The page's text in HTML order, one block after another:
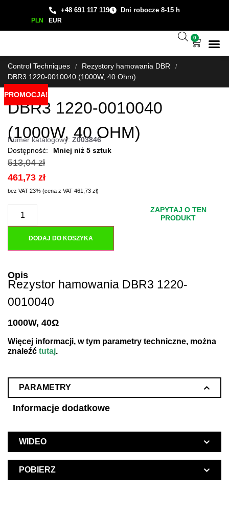
+48 691 117 119 Dni robocze 8-15 h
PLN EUR
0
Control Techniques / Rezystory hamowania DBR /
DBR3 1220-0010040 (1000W, 40 Ohm)
PROMOCJA!
DBR3 1220-0010040
(1000W, 40 OHM)
Numer katalogowy: Z003846
Mniej niż 5 sztuk
513,04zł
461,73 zł
bez VAT 23% (cena z VAT 461,73 zł)
DODAJ DO KOSZYKA
ZAPYTAJ O TEN
PRODUKT
Opis
Rezystor hamowania DBR3 1220-
0010040
1000W, 40Ω
Więcej informacji, w tym parametry techniczne, można
znaleźć tutaj.
PARAMETRY
WIDEO
POBIERZ
Informacje dodatkowe